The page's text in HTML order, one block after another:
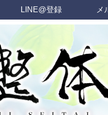
LINE@登録 メ